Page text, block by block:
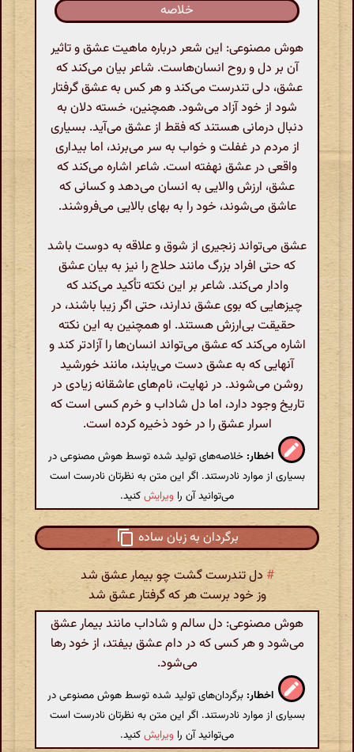
خلاصه
هوش مصنوعی: این شعر درباره ماهیت عشق و تاثیر
آن بر دل و روح انسان‌هاست. شاعر بیان می‌کند که
عشق، دلی تندرست می‌کند و هر کس به عشق گرفتار
شود از خود آزاد می‌شود. همچنین، خسته دلان به
دنبال درمانی هستند که فقط از عشق می‌آید. بسیاری
از مردم در غفلت و خواب به سر می‌برند، اما بیداری
واقعی در عشق نهفته است. شاعر اشاره می‌کند که
عشق، ارزش والایی به انسان می‌دهد و کسانی که
عاشق می‌شوند، خود را به بهای بالایی می‌فروشند.
عشق می‌تواند زنجیری از شوق و علاقه به دوست باشد
که حتی افراد بزرگ مانند حلاج را نیز به بیان عشق
وادار می‌کند. شاعر بر این نکته تأکید می‌کند که
چیزهایی که بوی عشق ندارند، حتی اگر زیبا باشند، در
حقیقت بی‌ارزش هستند. او همچنین به این نکته
اشاره می‌کند که عشق می‌تواند انسان‌ها را آزادتر کند و
آنهایی که به عشق دست می‌یابند، مانند خورشید
روشن می‌شوند. در نهایت، نام‌های عاشقانه زیادی در
تاریخ وجود دارد، اما دل شاداب و خرم کسی است که
اسرار عشق را در خود ذخیره کرده است.
اخطار: خلاصه‌های تولید شده توسط هوش مصنوعی در
بسیاری از موارد نادرستند. اگر این متن به نظرتان نادرست است
می‌توانید آن را ویرایشکنید.
برگردان به زبان ساده
# دل تندرست گشت چو بیمار عشق شد
وز خود برست هر که گرفتار عشق شد
هوش مصنوعی: دل سالم و شاداب مانند بیمار عشق
می‌شود و هر کسی که در دام عشق بیفتد، از خود رها
می‌شود.
اخطار: برگردان‌های تولید شده توسط هوش مصنوعی در
بسیاری از موارد نادرستند. اگر این متن به نظرتان نادرست است
می‌توانید آن را ویرایشکنید.